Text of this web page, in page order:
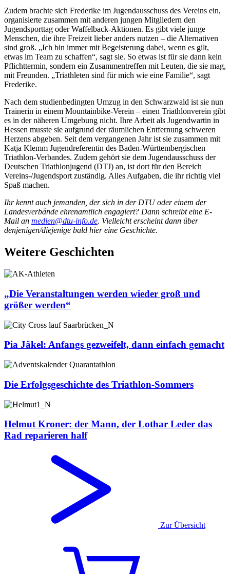
Zudem brachte sich Frederike im Jugendausschuss des Vereins ein,
organisierte zusammen mit anderen jungen Mitgliedern den
Jugendsporttag oder Waffelback-Aktionen. Es gibt viele junge
Menschen, die ihre Freizeit lieber anders nutzen – die Alternativen
sind groß. „Ich bin immer mit Begeisterung dabei, wenn es gilt,
etwas im Team zu schaffen“, sagt sie. So etwas ist für sie dann kein
Pflichttermin, sondern ein Zusammentreffen mit Leuten, die sie mag,
mit Freunden. „Triathleten sind für mich wie eine Familie“, sagt
Frederike.
Nach dem studienbedingten Umzug in den Schwarzwald ist sie nun
Trainerin in einem Mountainbike-Verein – einen Triathlonverein gibt
es in der näheren Umgebung nicht. Ihre Arbeit als Jugendwartin in
Hessen musste sie aufgrund der räumlichen Entfernung schweren
Herzens abgeben. Seit dem vergangenen Jahr ist sie zusammen mit
Katja Klemm Jugendreferentin des Baden-Württembergischen
Triathlon-Verbandes. Zudem gehört sie dem Jugendausschuss der
Deutschen Triathlonjugend (DTJ) an, ist dort für den Bereich
Vereins-/Jugendsport zuständig. Alles Aufgaben, die ihr richtig viel
Spaß machen.
Ihr kennt auch jemanden, der sich in der DTU oder einem der
Landesverbände ehrenamtlich engagiert? Dann schreibt eine E-
Mail an medien@dtu-info.de. Vielleicht erscheint dann über
denjenigen/diejenige bald hier eine Geschichte.
Weitere Geschichten
„Die Veranstaltungen werden wieder groß und
größer werden“
Pia Jäkel: Anfangs gezweifelt, dann einfach gemacht
Die Erfolgsgeschichte des Triathlon-Sommers
Helmut Kroner: der Mann, der Lothar Leder das
Rad reparieren half
Zur Übersicht